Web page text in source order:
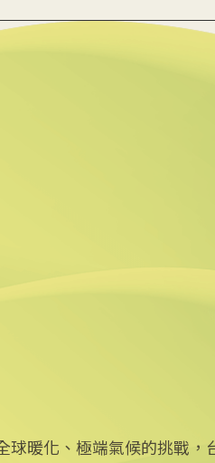
完勝油電車 緩解暖化唯一
貝佐斯贊助溫室氣排追蹤
球暖化、極端氣候的挑戰